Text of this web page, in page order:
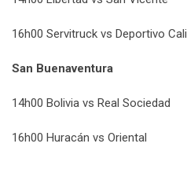
16h00 Servitruck vs Deportivo Cali
San Buenaventura
14h00 Bolivia vs Real Sociedad
16h00 Huracán vs Oriental